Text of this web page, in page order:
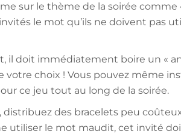
sur le thème de la soirée comme
le mot qu’ils ne doivent pas
il doit immédiatement boire un «
votre choix ! Vous pouvez même
ce jeu tout au long de la soirée.
des bracelets peu
utiliser le mot maudit, cet invité